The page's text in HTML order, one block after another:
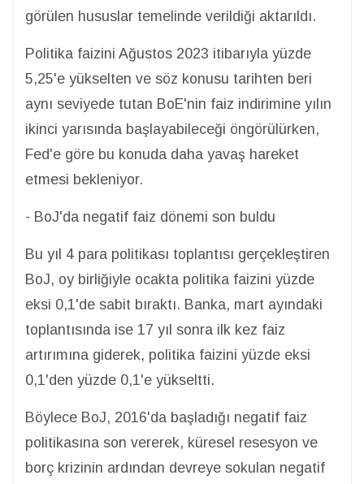
görülen hususlar temelinde verildiği aktarıldı.
Politika faizini Ağustos 2023 itibarıyla yüzde
5,25'e yükselten ve söz konusu tarihten beri
aynı seviyede tutan BoE'nin faiz indirimine yılın
ikinci yarısında başlayabileceği öngörülürken,
Fed'e göre bu konuda daha yavaş hareket
etmesi bekleniyor.
- BoJ'da negatif faiz dönemi son buldu
Bu yıl 4 para politikası toplantısı gerçekleştiren
BoJ, oy birliğiyle ocakta politika faizini yüzde
eksi 0,1'de sabit bıraktı. Banka, mart ayındaki
toplantısında ise 17 yıl sonra ilk kez faiz
artırımına giderek, politika faizini yüzde eksi
0,1'den yüzde 0,1'e yükseltti.
Böylece BoJ, 2016'da başladığı negatif faiz
politikasına son vererek, küresel resesyon ve
borç krizinin ardından devreye sokulan negatif